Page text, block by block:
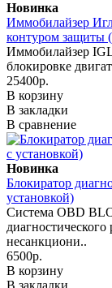
Новинка
Иммобилайзер
контуром защиты
Иммобилайзер
блокировке
25400р.
В корзину
В закладки
В сравнение
Новинка
Блокиратор
установкой)
Система OBD
несанкциони..
6500р.
В корзину
В закладки